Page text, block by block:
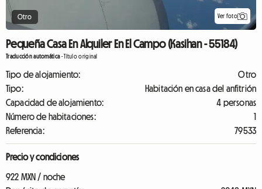
Otro Ver foto
Pequeña Casa En Alquiler En El Campo (Kasihan - 55184)
Traducción automática-Título original
Tipo de alojamiento:
Otro
Tipo:
Habitación en casa del anfitrión
Capacidad de alojamiento:
4 personas
Número de habitaciones:
1
Referencia:
79533
Precio y condiciones
922 MXN / noche